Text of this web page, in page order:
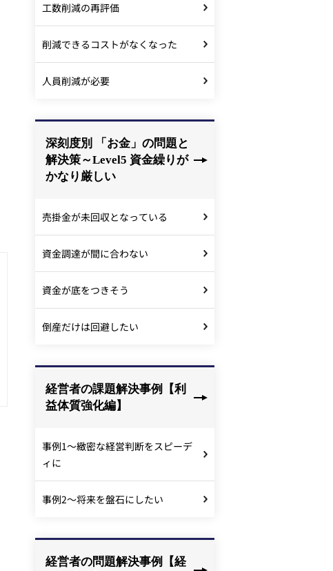
工数削減の再評価
削減できるコストがなくなった
人員削減が必要
深刻度別 「お金」の問題と
解決策～Level5 資金繰りが
かなり厳しい
売掛金が未回収となっている
資金調達が間に合わない
資金が底をつきそう
倒産だけは回避したい
経営者の課題解決事例【利
益体質強化編】
事例1～緻密な経営判断をスピーデ
ィに
事例2～将来を盤石にしたい
経営者の問題解決事例【経